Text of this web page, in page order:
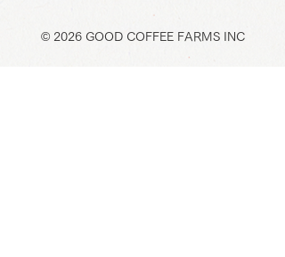
© 2026GOOD COFFEE FARMS INC